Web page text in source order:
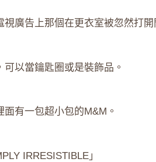
視廣告上那個在更衣室被忽然打
可以當鑰匙圈或是裝飾品。
有一包超小包的M&M。
IRRESISTIBLE」